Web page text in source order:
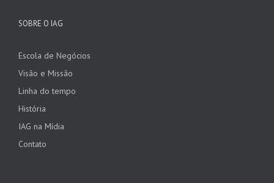
SOBRE O IAG
Escola de Negócios
Visão e Missão
Linha do tempo
História
IAG na Mídia
Contato